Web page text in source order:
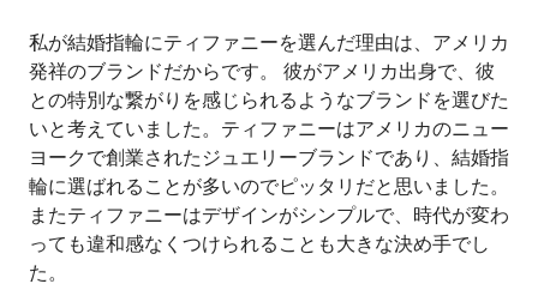
私が結婚指輪にティファニーを選んだ理由は、アメリカ
発祥のブランドだからです。 彼がアメリカ出身で、彼
との特別な繋がりを感じられるようなブランドを選びた
いと考えていました。ティファニーはアメリカのニュー
ヨークで創業されたジュエリーブランドであり、結婚指
輪に選ばれることが多いのでピッタリだと思いました。
またティファニーはデザインがシンプルで、時代が変わ
っても違和感なくつけられることも大きな決め手でし
た。